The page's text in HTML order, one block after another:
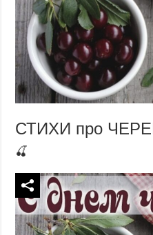
СТИХИ про
🍒